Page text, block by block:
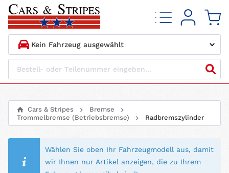
1. HERSTELLER
3. BAUJAHR
MOTORTYP
Cars & Stripes
Bremse
Trommelbremse (Betriebsbremse)
Radbremszylinder
Wählen Sie oben Ihr Fahrzeugmodell aus, damit
wir Ihnen nur Artikel anzeigen, die zu Ihrem